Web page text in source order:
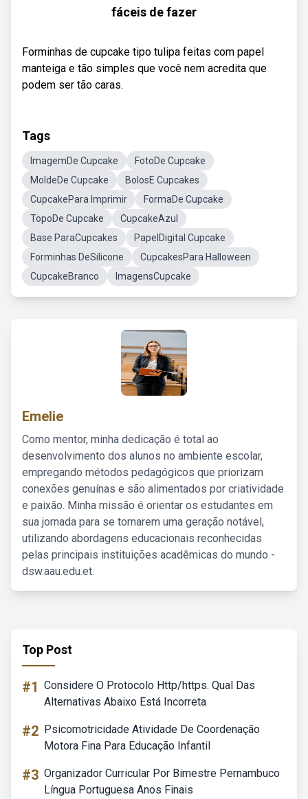
fáceis de fazer
Forminhas de cupcake tipo tulipa feitas com papel
manteiga e tão simples que você nem acredita que
podem ser tão caras.
Tags
ImagemDe Cupcake
FotoDe Cupcake
MoldeDe Cupcake
BolosE Cupcakes
CupcakePara Imprimir
FormaDe Cupcake
TopoDe Cupcake
CupcakeAzul
Base ParaCupcakes
PapelDigital Cupcake
Forminhas DeSilicone
CupcakesPara Halloween
CupcakeBranco
ImagensCupcake
Emelie
Como mentor, minha dedicação é total ao
desenvolvimento dos alunos no ambiente escolar,
empregando métodos pedagógicos que priorizam
conexões genuínas e são alimentados por criatividade
e paixão. Minha missão é orientar os estudantes em
sua jornada para se tornarem uma geração notável,
utilizando abordagens educacionais reconhecidas
pelas principais instituições acadêmicas do mundo -
dsw.aau.edu.et.
Top Post
#1 Considere O Protocolo Http/https. Qual Das
Alternativas Abaixo Está Incorreta
#2 Psicomotricidade Atividade De Coordenação
Motora Fina Para Educação Infantil
#3 Organizador Curricular Por Bimestre Pernambuco
Língua Portuguesa Anos Finais